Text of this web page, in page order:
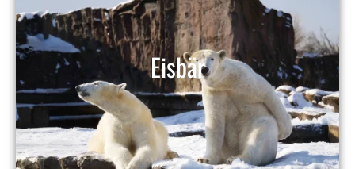
Eisbär